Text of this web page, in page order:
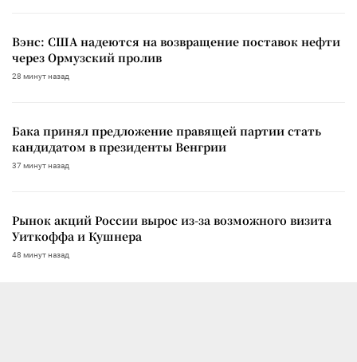
Вэнс: США надеются на возвращение поставок нефти
через Ормузский пролив
28 минут назад
Бака принял предложение правящей партии стать
кандидатом в президенты Венгрии
37 минут назад
Рынок акций России вырос из-за возможного визита
Уиткоффа и Кушнера
48 минут назад